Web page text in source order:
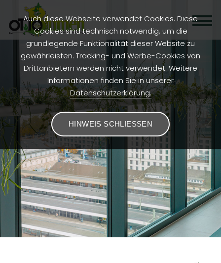
Auch diese Webseite verwendet Cookies. Diese
Cookies sind technisch notwendig, um die
grundlegende Funktionalität dieser Website zu
gewährleisten. Tracking- und Werbe-Cookies von
Drittanbietern werden nicht verwendet. Weitere
Informationen finden Sie in unserer
Datenschutzerklärung.
HINWEIS SCHLIESSEN